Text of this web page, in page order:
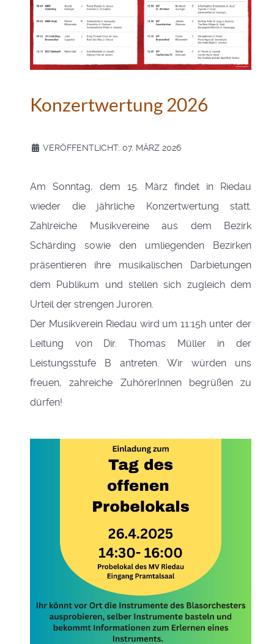
Konzertwertung 2026
VERÖFFENTLICHT: 07. MÄRZ 2026
Am Sonntag, dem 15. März findet in Riedau
wieder die jährliche Konzertwertung statt.
Zahlreiche Musikvereine aus dem Bezirk
Schärding sowie den umliegenden Bezirken
präsentieren ihre musikalischen Darbietungen
dem Publikum und stellen sich zugleich dem
Urteil der strengen Juroren.
Der Musikverein Riedau wird um 11:15h unter der
Leitung von Dir. Thomas Müller in der
Leistungsstufe B antreten. Wir würden uns
freuen, zahreiche ZuhörerInnen begrüßen zu
dürfen!